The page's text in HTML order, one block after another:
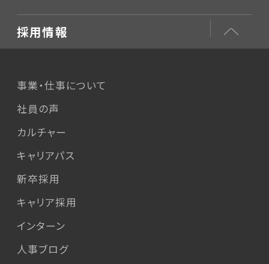
採用情報
事業・仕事について
社員の声
カルチャー
キャリアパス
新卒採用
キャリア採用
インターン
人事ブログ